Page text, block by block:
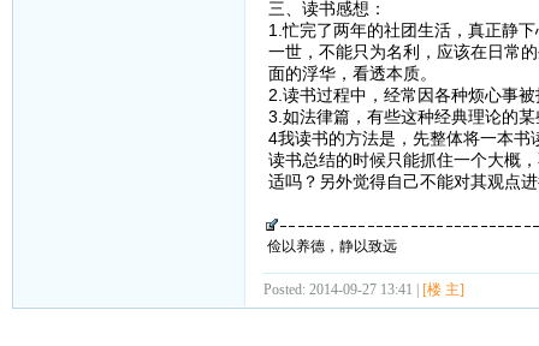
三、读书感想：
1.忙完了两年的社团生活，真正静
一世，不能只为名利，应该在日常
面的浮华，看透本质。
2.读书过程中，经常因各种烦心事
3.如法律篇，有些这种经典理论的
4我读书的方法是，先整体将一本
读书总结的时候只能抓住一个大概
适吗？另外觉得自己不能对其观点
俭以养德，静以致远
Posted: 2014-09-27 13:41 | [楼 主]